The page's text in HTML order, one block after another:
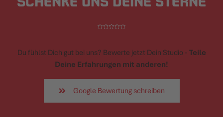
Du fühlst Dich gut bei uns? Bewerte jetzt Dein Studio - Teile
Deine Erfahrungen mit anderen!
Google Bewertung schreiben